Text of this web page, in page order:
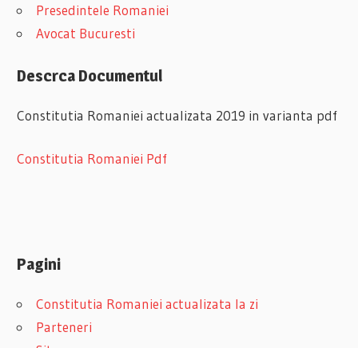
Presedintele Romaniei
Avocat Bucuresti
Descrca Documentul
Constitutia Romaniei actualizata 2019 in varianta pdf
Constitutia Romaniei Pdf
Pagini
Constitutia Romaniei actualizata la zi
Parteneri